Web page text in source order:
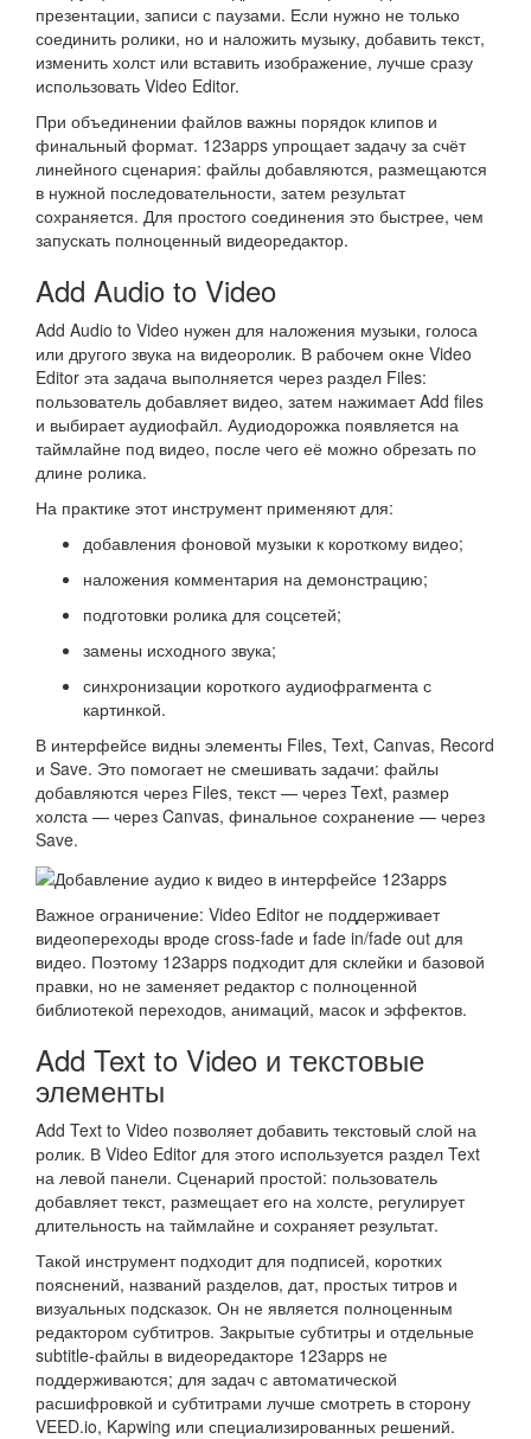
презентации, записи с паузами. Если нужно не только
соединить ролики, но и наложить музыку, добавить текст,
изменить холст или вставить изображение, лучше сразу
использовать Video Editor.
При объединении файлов важны порядок клипов и
финальный формат. 123apps упрощает задачу за счёт
линейного сценария: файлы добавляются, размещаются
в нужной последовательности, затем результат
сохраняется. Для простого соединения это быстрее, чем
запускать полноценный видеоредактор.
Add Audio to Video
Add Audio to Video нужен для наложения музыки, голоса
или другого звука на видеоролик. В рабочем окне Video
Editor эта задача выполняется через раздел Files:
пользователь добавляет видео, затем нажимает Add files
и выбирает аудиофайл. Аудиодорожка появляется на
таймлайне под видео, после чего её можно обрезать по
длине ролика.
На практике этот инструмент применяют для:
добавления фоновой музыки к короткому видео;
наложения комментария на демонстрацию;
подготовки ролика для соцсетей;
замены исходного звука;
синхронизации короткого аудиофрагмента с
картинкой.
В интерфейсе видны элементы Files, Text, Canvas, Record
и Save. Это помогает не смешивать задачи: файлы
добавляются через Files, текст — через Text, размер
холста — через Canvas, финальное сохранение — через
Save.
Важное ограничение: Video Editor не поддерживает
видеопереходы вроде cross-fade и fade in/fade out для
видео. Поэтому 123apps подходит для склейки и базовой
правки, но не заменяет редактор с полноценной
библиотекой переходов, анимаций, масок и эффектов.
Add Text to Video и текстовые
элементы
Add Text to Video позволяет добавить текстовый слой на
ролик. В Video Editor для этого используется раздел Text
на левой панели. Сценарий простой: пользователь
добавляет текст, размещает его на холсте, регулирует
длительность на таймлайне и сохраняет результат.
Такой инструмент подходит для подписей, коротких
пояснений, названий разделов, дат, простых титров и
визуальных подсказок. Он не является полноценным
редактором субтитров. Закрытые субтитры и отдельные
subtitle-файлы в видеоредакторе 123apps не
поддерживаются; для задач с автоматической
расшифровкой и субтитрами лучше смотреть в сторону
VEED.io, Kapwing или специализированных решений.